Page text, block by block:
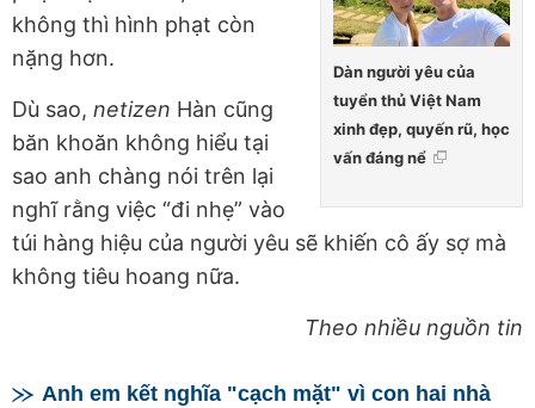
Dàn người yêu của
tuyển thủ Việt Nam
xinh đẹp, quyến rũ, học
vấn đáng nể
không thì hình phạt còn
nặng hơn.
Dù sao, netizen Hàn cũng
băn khoăn không hiểu tại
sao anh chàng nói trên lại
nghĩ rằng việc “đi nhẹ” vào
túi hàng hiệu của người yêu sẽ khiến cô ấy sợ mà
không tiêu hoang nữa.
Theo nhiều nguồn tin
Anh em kết nghĩa "cạch mặt" vì con hai nhà